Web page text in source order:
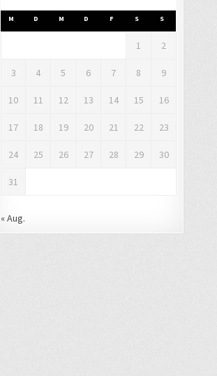
M D M D F S S
1 2
3 4 5 6 7 8 9
10 11 12 13 14 15 16
17 18 19 20 21 22 23
24 25 26 27 28 29 30
31
« Aug.